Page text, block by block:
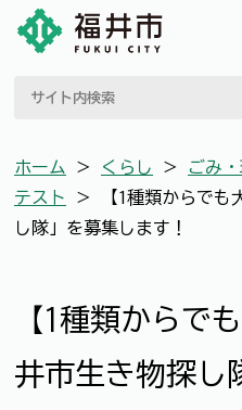
ホーム ＞ くらし ＞ ごみ
テスト
＞
【1種類からで
し隊」を募集します！
【1種類からで
井市生き物探し